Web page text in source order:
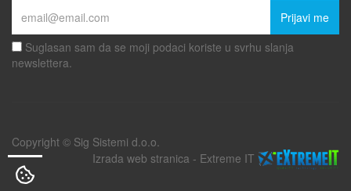
Prijavi me
Suglasan sam da se moji podaci koriste u svrhu slanja
newslettera.
Copyright © Sig Sistemi d.o.o.
Izrada web stranica - Extreme IT